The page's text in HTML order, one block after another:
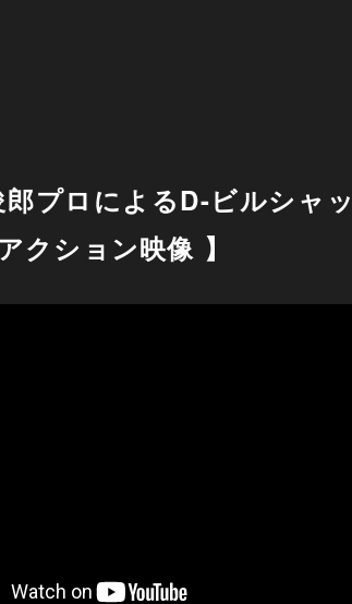
郎プロによるD-ビルシャ
クション映像 】